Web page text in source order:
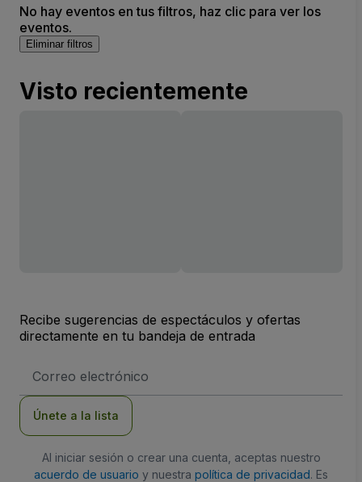
No hay eventos en tus filtros, haz clic para ver los
eventos.
Eliminar filtros
Visto recientemente
Recibe sugerencias de espectáculos y ofertas
directamente en tu bandeja de entrada
de
Únete a la lista
Al iniciar sesión o crear una cuenta, aceptas nuestro
acuerdo de usuario y nuestra política de privacidad. Es